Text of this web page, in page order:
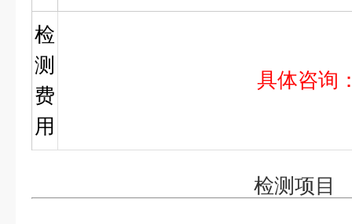
检
测
费
用
具体咨询
检测项目